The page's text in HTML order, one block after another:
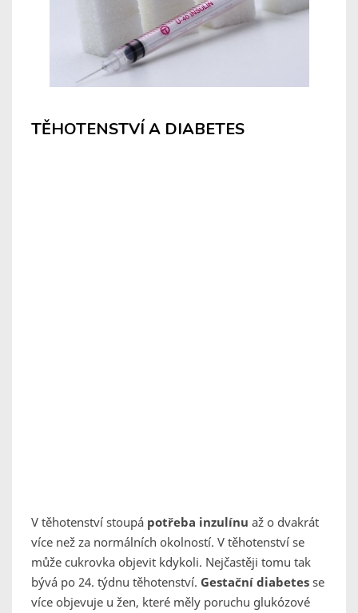
TĚHOTENSTVÍ A DIABETES
V těhotenství stoupá potřeba inzulínu až o dvakrát
více než za normálních okolností. V těhotenství se
může cukrovka objevit kdykoli. Nejčastěji tomu tak
bývá po 24. týdnu těhotenství. Gestační diabetes se
více objevuje u žen, které měly poruchu glukózové